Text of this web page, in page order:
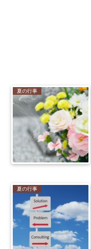
夏の行事
夏の行事